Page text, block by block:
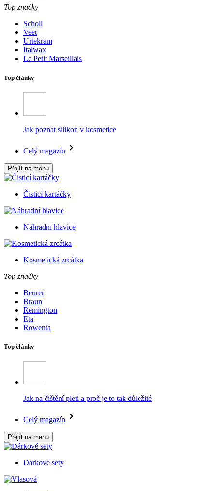
Top značky
Scholl
Veet
Urtekram
Italwax
Le Petit Marseillais
Top články
Jak poznat silikon v kosmetice
Celý magazín
Přejít na menu
Čisticí kartáčky
Náhradní hlavice
Kosmetická zrcátka
Top značky
Beurer
Braun
Remington
Eta
Rowenta
Top články
Jak na čištění pleti a proč je to tak důležité
Celý magazín
Přejít na menu
Dárkové sety